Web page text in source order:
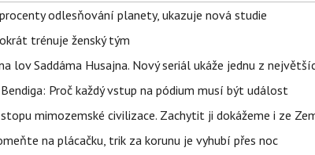
odlesňování planety, ukazuje nová studie
trénuje ženský tým
lov Saddáma Husajna. Nový seriál ukáže jednu z
Proč každý vstup na pódium musí být událost
mimozemské civilizace. Zachytit ji dokážeme i ze
na plácačku, trik za korunu je vyhubí přes noc